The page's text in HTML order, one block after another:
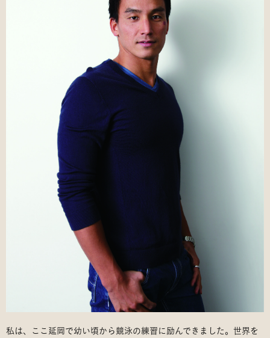
私は、ここ延岡で幼い頃から競泳の練習に励んできました。世界を